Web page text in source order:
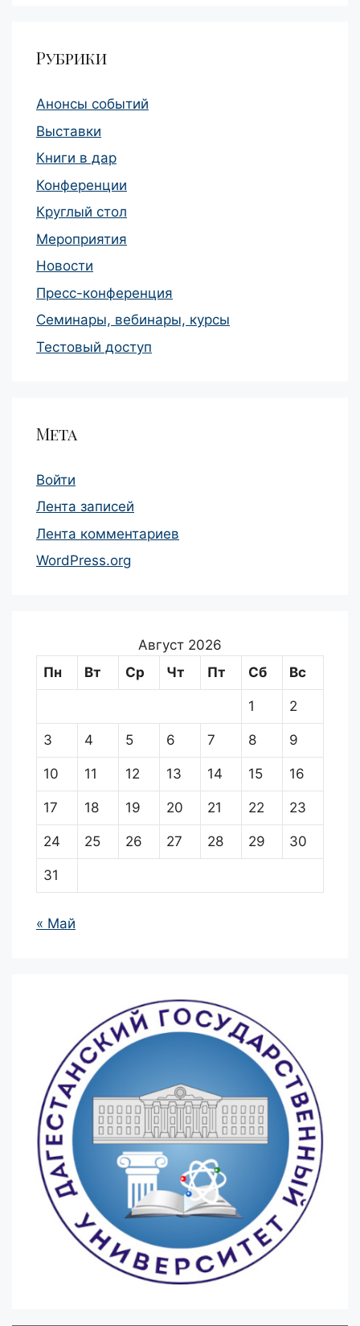
Рубрики
Анонсы событий
Выставки
Книги в дар
Конференции
Круглый стол
Мероприятия
Новости
Пресс-конференция
Семинары, вебинары, курсы
Тестовый доступ
Мета
Войти
Лента записей
Лента комментариев
WordPress.org
Август 2026
Пн
Вт Ср Чт Пт Сб Вс
1 2
3 4 5 6 7 8 9
10 11 12 13 14 15 16
17 18 19 20 21 22 23
24 25 26 27 28 29 30
31
« Май